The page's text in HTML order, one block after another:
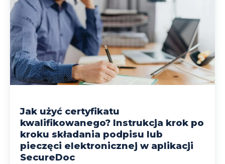
Jak użyć certyfikatu
kwalifikowanego? Instrukcja krok po
kroku składania podpisu lub
pieczęci elektronicznej w aplikacji
SecureDoc